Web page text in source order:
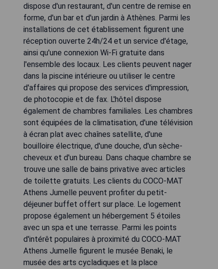
dispose d'un restaurant, d'un centre de remise en
forme, d'un bar et d'un jardin à Athènes. Parmi les
installations de cet établissement figurent une
réception ouverte 24h/24 et un service d'étage,
ainsi qu'une connexion Wi-Fi gratuite dans
l'ensemble des locaux. Les clients peuvent nager
dans la piscine intérieure ou utiliser le centre
d'affaires qui propose des services d'impression,
de photocopie et de fax. L'hôtel dispose
également de chambres familiales. Les chambres
sont équipées de la climatisation, d'une télévision
à écran plat avec chaînes satellite, d'une
bouilloire électrique, d'une douche, d'un sèche-
cheveux et d'un bureau. Dans chaque chambre se
trouve une salle de bains privative avec articles
de toilette gratuits. Les clients du COCO-MAT
Athens Jumelle peuvent profiter du petit-
déjeuner buffet offert sur place. Le logement
propose également un hébergement 5 étoiles
avec un spa et une terrasse. Parmi les points
d'intérêt populaires à proximité du COCO-MAT
Athens Jumelle figurent le musée Benaki, le
musée des arts cycladiques et la place